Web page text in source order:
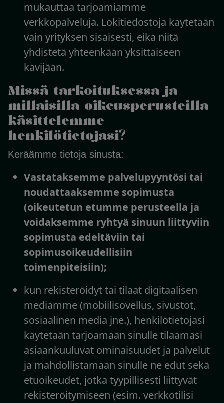
mukauttaa tarjoamiamme
verkkopalveluja. Lokitiedostoja käytetään
vain yrityksen sisäisesti, eikä niitä
yhdistetä yhteenkään yksittäiseen
kävijään.
Missä tarkoituksessa ja
millaisilla oikeusperusteilla
käsittelemme
henkilötietojasi?
Keräämme tietoja sinusta:
Vastataksemme palvelupyyntösi tai
noudattaaksemme sopimusta
(oikeutetun etumme perusteella ja
voidaksemme ryhtyä sinuun liittyviin
sopimusta edeltäviin tai
sopimusoikeudellisiin
toimenpiteisiin);
kun rekisteröidyt tai tilaat digitaalisen
mediamme (mobiilisovellus, sivustot,
sosiaalinen media jne.), henkilötietojasi
käytetään tarjoamaan sinulle tilaamasi
asiaankuuluvat ominaisuudet ja palvelut
ja mahdollistamaan sinulle ne edut sekä
etuoikeudet, jotka tyypillisesti liittyvät
rekisteröitymiseen (esim. verkkotilisi